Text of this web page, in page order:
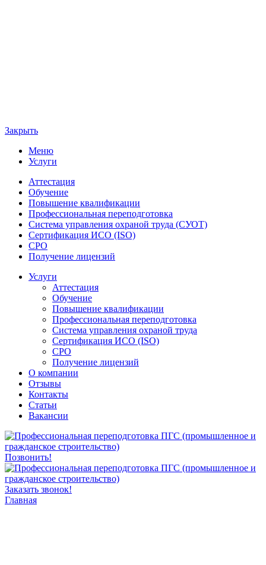
Закрыть
Меню
Услуги
Аттестация
Обучение
Повышение квалификации
Профессиональная переподготовка
Система управления охраной труда (СУОТ)
Сертификация ИСО (ISO)
СРО
Получение лицензий
Услуги
Аттестация
Обучение
Повышение квалификации
Профессиональная переподготовка
Система управления охраной труда
Сертификация ИСО (ISO)
СРО
Получение лицензий
О компании
Отзывы
Контакты
Статьи
Вакансии
Согласен с политикой конфиденциальности
Позвонить!
Заказать звонок!
Главная